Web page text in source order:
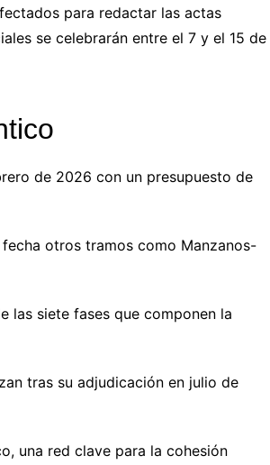
para redactar las actas
se celebrarán entre el 7 y el 15 de
de 2026 con un presupuesto de
otros tramos como Manzanos-
las siete fases que componen la
tras su adjudicación en julio de
una red clave para la cohesión